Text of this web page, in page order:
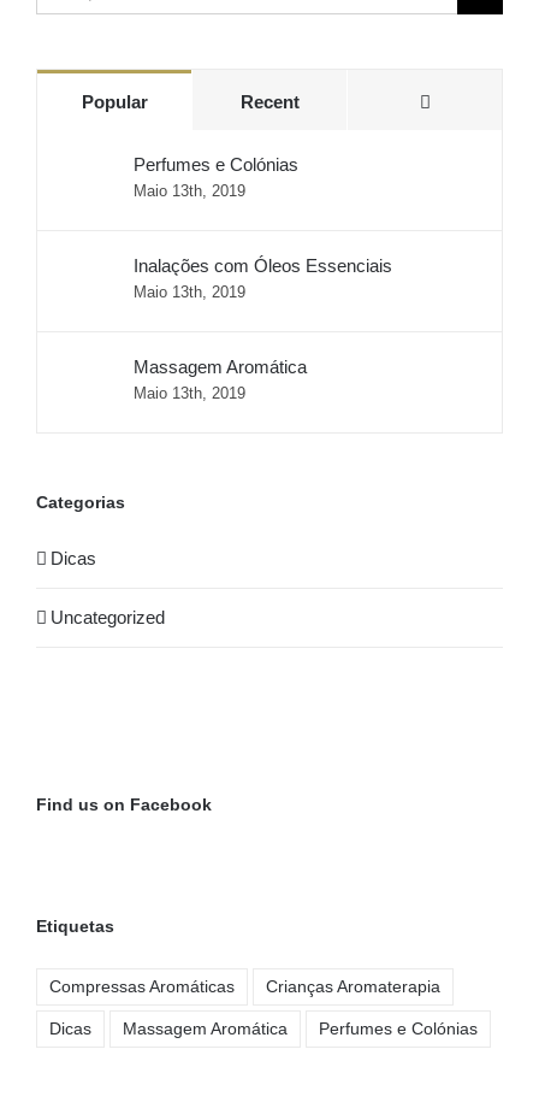
Popular Recent Comments
Perfumes e Colónias
Maio 13th, 2019
Inalações com Óleos Essenciais
Maio 13th, 2019
Massagem Aromática
Maio 13th, 2019
Categorias
Dicas
Uncategorized
Find us on Facebook
Etiquetas
Compressas Aromáticas Crianças Aromaterapia
Dicas Massagem Aromática Perfumes e Colónias